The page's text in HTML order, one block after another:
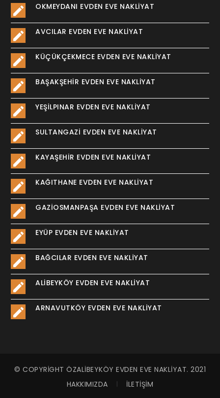
OKMEYDANI EVDEN EVE NAKLIYAT
AVCILAR EVDEN EVE NAKLIYAT
KÜÇÜKÇEKMECE EVDEN EVE NAKLIYAT
BAŞAKŞEHIR EVDEN EVE NAKLIYAT
YEŞILPINAR EVDEN EVE NAKLIYAT
SULTANGAZI EVDEN EVE NAKLIYAT
KAYAŞEHIR EVDEN EVE NAKLIYAT
KAĞITHANE EVDEN EVE NAKLIYAT
GAZIOSMANPAŞA EVDEN EVE NAKLIYAT
EYÜP EVDEN EVE NAKLIYAT
BAĞCILAR EVDEN EVE NAKLIYAT
ALIBEYKÖY EVDEN EVE NAKLIYAT
ARNAVUTKÖY EVDEN EVE NAKLIYAT
© COPYRIGHT ÖZALIBEYKÖY EVDEN EVE NAKLIYAT. 2021
HAKKIMIZDA
İLETIŞIM